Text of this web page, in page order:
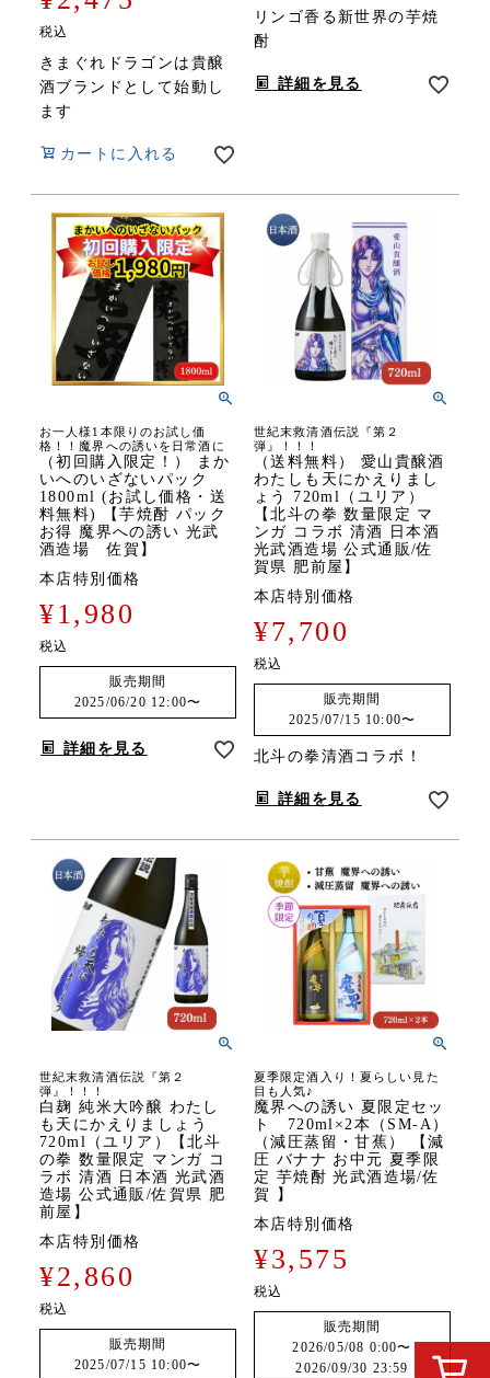
税込
きまぐれドラゴンは貴醸
酒ブランドとして始動し
ます
カートに入れる
リンゴ香る新世界の芋焼
酎
詳細を見る
お一人様1本限りのお試し価
格！！魔界への誘いを日常酒に
（初回購入限定！） まか
いへのいざないパック
1800ml (お試し価格・送
料無料) 【芋焼酎 パック
お得 魔界への誘い 光武
酒造場 佐賀】
本店特別価格
¥1,980
税込
販売期間
2025/06/20 12:00〜
詳細を見る
世紀末救清酒伝説『第２
弾』！！！
（送料無料） 愛山貴醸酒
わたしも天にかえりまし
ょう 720ml（ユリア）
【北斗の拳 数量限定 マ
ンガ コラボ 清酒 日本酒
光武酒造場 公式通販/佐
賀県 肥前屋】
本店特別価格
¥7,700
税込
販売期間
2025/07/15 10:00〜
北斗の拳清酒コラボ！
詳細を見る
世紀末救清酒伝説『第２
弾』！！！
白麹 純米大吟醸 わたし
も天にかえりましょう
720ml（ユリア）【北斗
の拳 数量限定 マンガ コ
ラボ 清酒 日本酒 光武酒
造場 公式通販/佐賀県 肥
前屋】
本店特別価格
¥2,860
税込
販売期間
2025/07/15 10:00〜
夏季限定酒入り！夏らしい見た
目も人気♪
魔界への誘い 夏限定セッ
ト 720ml×2本（SM-A）
（減圧蒸留・甘蕉） 【減
圧 バナナ お中元 夏季限
定 芋焼酎 光武酒造場/佐
賀 】
本店特別価格
¥3,575
税込
販売期間
2026/05/08 0:00〜
2026/09/30 23:59